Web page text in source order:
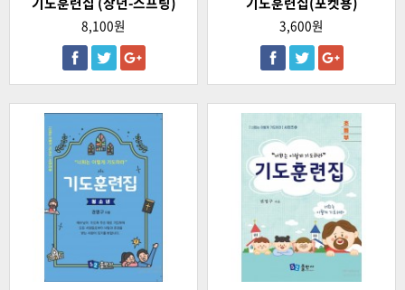
8,100원 3,600원